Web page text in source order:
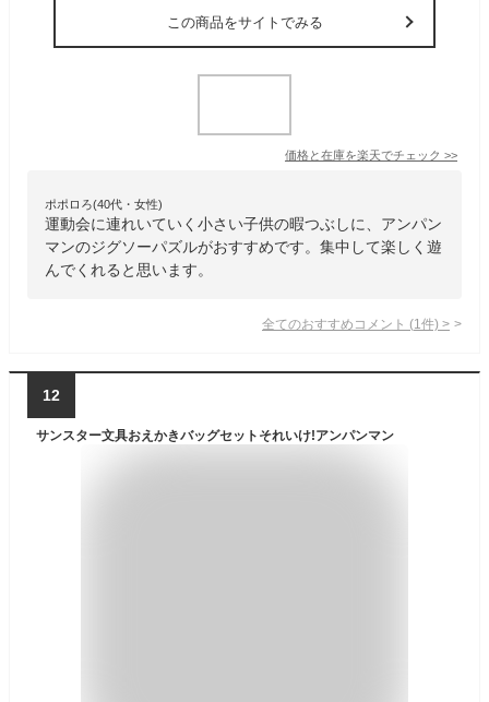
この商品をサイトでみる
価格と在庫を楽天でチェック >>
ポポロろ(40代・女性)
運動会に連れいていく小さい子供の暇つぶしに、アンパン
マンのジグソーパズルがおすすめです。集中して楽しく遊
んでくれると思います。
全てのおすすめコメント (1 件) >
12
サンスター文具おえかきバッグセットそれいけ!アンパンマン